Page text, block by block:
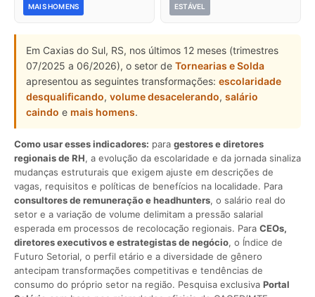
MAIS HOMENS ESTÁVEL
Em Caxias do Sul, RS, nos últimos 12 meses (trimestres
07/2025 a 06/2026), o setor de Tornearias e Solda
apresentou as seguintes transformações: escolaridade
desqualificando, volume desacelerando, salário
caindo e mais homens.
Como usar esses indicadores: para gestores e diretores
regionais de RH, a evolução da escolaridade e da jornada sinaliza
mudanças estruturais que exigem ajuste em descrições de
vagas, requisitos e políticas de benefícios na localidade. Para
consultores de remuneração e headhunters, o salário real do
setor e a variação de volume delimitam a pressão salarial
esperada em processos de recolocação regionais. Para CEOs,
diretores executivos e estrategistas de negócio, o Índice de
Futuro Setorial, o perfil etário e a diversidade de gênero
antecipam transformações competitivas e tendências de
consumo do próprio setor na região. Pesquisa exclusiva Portal